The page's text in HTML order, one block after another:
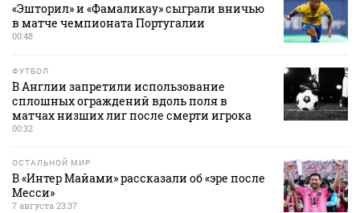
«Эшторил» и «Фамаликау» сыграли вничью
в матче чемпионата Португалии
00:48
ФУТБОЛ
В Англии запретили использование
сплошных ограждений вдоль поля в
матчах низших лиг после смерти игрока
00:32
ОСТАЛЬНОЙ МИР
В «Интер Майами» рассказали об «эре после
Месси»
7 августа 23:37